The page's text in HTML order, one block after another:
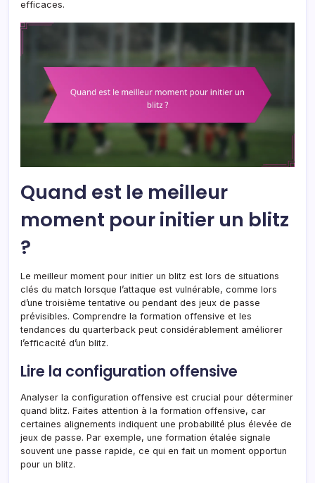
efficaces.
Quand est le meilleur
moment pour initier un blitz
?
Le meilleur moment pour initier un blitz est lors de situations
clés du match lorsque l’attaque est vulnérable, comme lors
d’une troisième tentative ou pendant des jeux de passe
prévisibles. Comprendre la formation offensive et les
tendances du quarterback peut considérablement améliorer
l’efficacité d’un blitz.
Lire la configuration offensive
Analyser la configuration offensive est crucial pour déterminer
quand blitz. Faites attention à la formation offensive, car
certaines alignements indiquent une probabilité plus élevée de
jeux de passe. Par exemple, une formation étalée signale
souvent une passe rapide, ce qui en fait un moment opportun
pour un blitz.